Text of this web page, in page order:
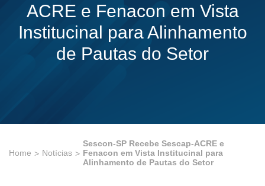
ACRE e Fenacon em Vista
Institucinal para Alinhamento
de Pautas do Setor
Home Notícias
Sescon-SP Recebe Sescap-ACRE e
Fenacon em Vista Institucinal para
Alinhamento de Pautas do Setor